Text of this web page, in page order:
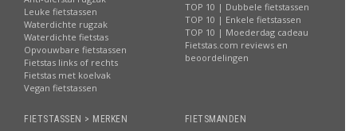
Leuke fietstassen
Waterdichte rugzak
Waterdichte fietstas
Opvouwbare fietstassen
Fietstas links of rechts
Fietstas met koelvak
Vegan fietstassen
TOP 10 | Dubbele fietstassen
TOP 10 | Enkele fietstassen
TOP 10 | Moederdag cadeau
Fietstas.com reviews en
beoordelingen
FIETSTASSEN > MERKEN FIETSMANDEN